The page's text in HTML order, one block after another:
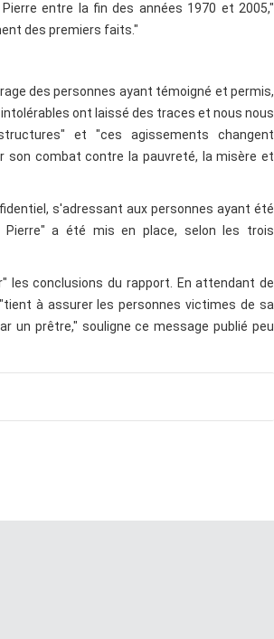
entre la fin des années 1970 et 2005,"
des premiers faits."
des personnes ayant témoigné et permis,
ont laissé des traces et nous nous
et "ces agissements changent
son combat contre la pauvreté, la misère et
s'adressant aux personnes ayant été
a été mis en place, selon les trois
les conclusions du rapport. En attendant de
à assurer les personnes victimes de sa
prêtre," souligne ce message publié peu